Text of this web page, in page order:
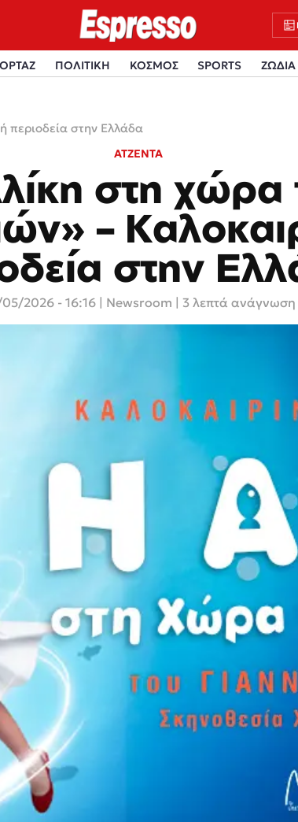
ΠΟΛΙΤΙΚΗ ΚΟΣΜΟΣ SPORTS ΖΩΔΙΑ
περιοδεία στην Ελλάδα
ΑΤΖΕΝΤΑ
στη χώρα
–
στην
2026 - 16:16 Newsroom | 3 λεπτά ανάγνωση